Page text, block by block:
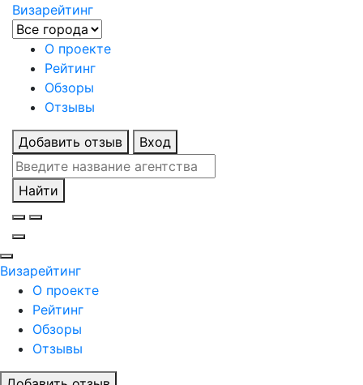
Визарейтинг
О проекте
Рейтинг
Обзоры
Отзывы
Добавить отзыв Вход
Найти
Визарейтинг
О проекте
Рейтинг
Обзоры
Отзывы